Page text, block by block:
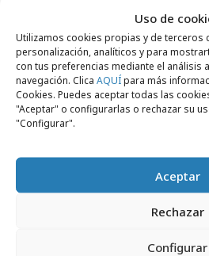
Uso de
Utilizamos cookies propias y de terceros
personalización, analíticos y para
con tus preferencias mediante el análisis
navegación. Clica AQUÍpara más
Cookies. Puedes aceptar todas las
"Aceptar" o configurarlas o rechazar su
"Configurar".
Aceptar
Rechazar
Configurar
transversales y orientados
riesgos.
Con esta reorganización,
apuesta por la
especializado en ámbitos
en la consolidación de un
más especializado,
objetivos definidos en su